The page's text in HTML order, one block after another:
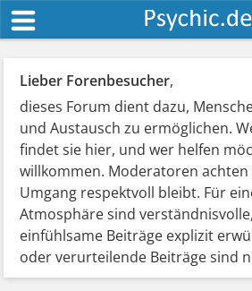
Lieber Forenbesucher,
dieses Forum dient dazu,
und Austausch zu ermöglichen.
findet sie hier, und wer helfen
willkommen. Moderatoren
Umgang respektvoll bleibt. Für
Atmosphäre sind
einfühlsame Beiträge explizit
oder verurteilende Beiträge sind